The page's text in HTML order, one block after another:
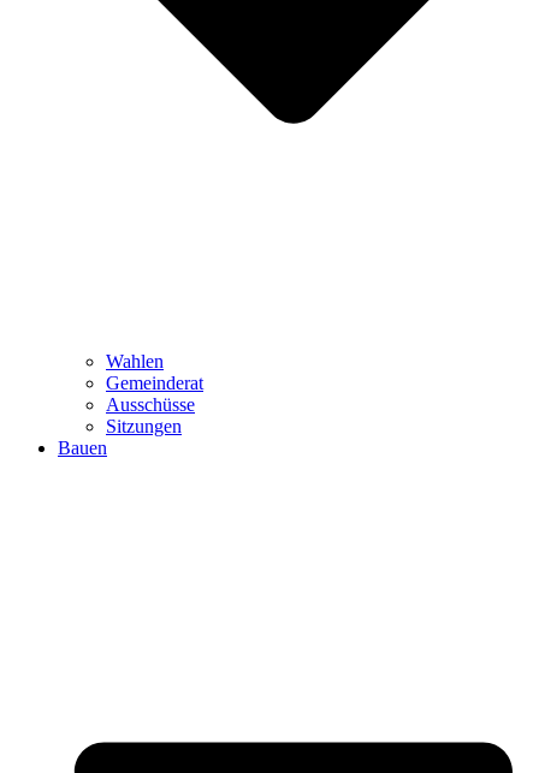
Wahlen
Gemeinderat
Ausschüsse
Sitzungen
Bauen